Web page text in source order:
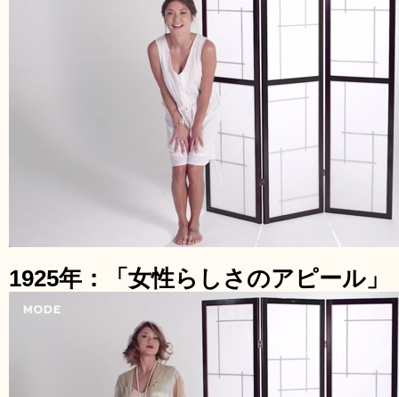
1925年：「女性らしさのアピール」